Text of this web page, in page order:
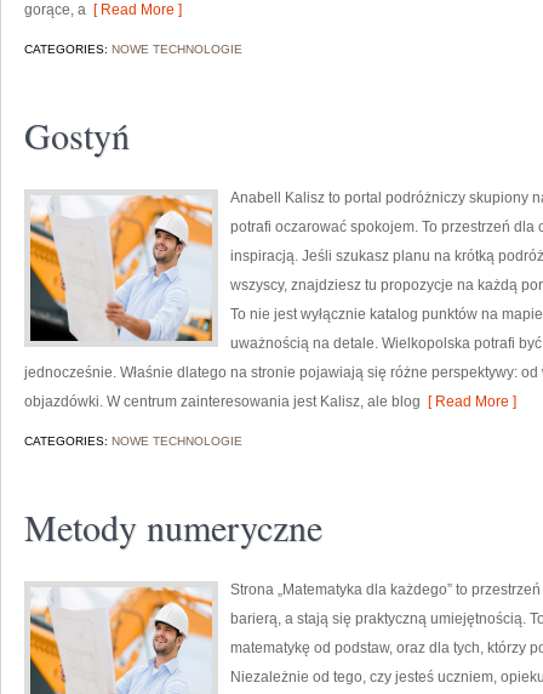
gorące, a [ Read More ]
CATEGORIES: NOWE TECHNOLOGIE
Gostyń
Anabell Kalisz to portal podróżniczy skupiony
potrafi oczarować spokojem. To przestrzeń dla
inspiracją. Jeśli szukasz planu na krótką
wszyscy, znajdziesz tu propozycje na każdą
To nie jest wyłącznie katalog punktów na
uważnością na detale. Wielkopolska potrafi
jednocześnie. Właśnie dlatego na stronie pojawiają się różne perspektywy:
objazdówki. W centrum zainteresowania jest Kalisz, ale blog [ Read More ]
CATEGORIES: NOWE TECHNOLOGIE
Metody numeryczne
Strona „Matematyka dla każdego” to
barierą, a stają się praktyczną umiejętnością.
matematykę od podstaw, oraz dla tych, którzy
Niezależnie od tego, czy jesteś uczniem,